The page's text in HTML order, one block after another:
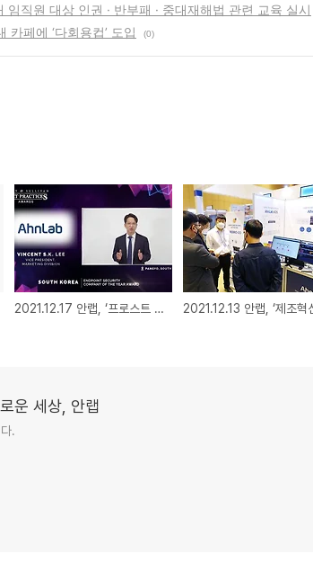
임직원 대상 인권 · 반부패 · 중대재해법 관련 교육 실시
카페에 ‘다회용컵’ 도입 (0)
2021.12.17 안랩, ‘프로스트 앤드 설리번’으로부터 3년 연속 ‘올해의 엔드포인트 보안 기업(South Korea Company of the Year in the endpoint security industry)’으로 선정
운 세상, 안랩
.